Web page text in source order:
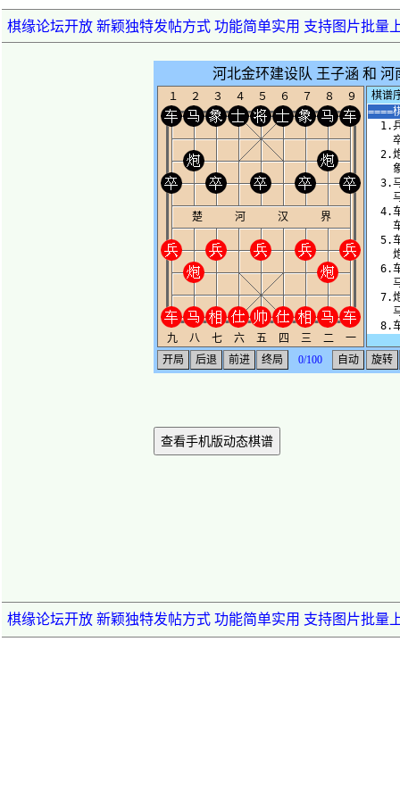
棋缘论坛开放 新颖独特发帖方式 功能简单实用 支持图片批量
查看手机版动态棋谱
棋缘论坛开放 新颖独特发帖方式 功能简单实用 支持图片批量